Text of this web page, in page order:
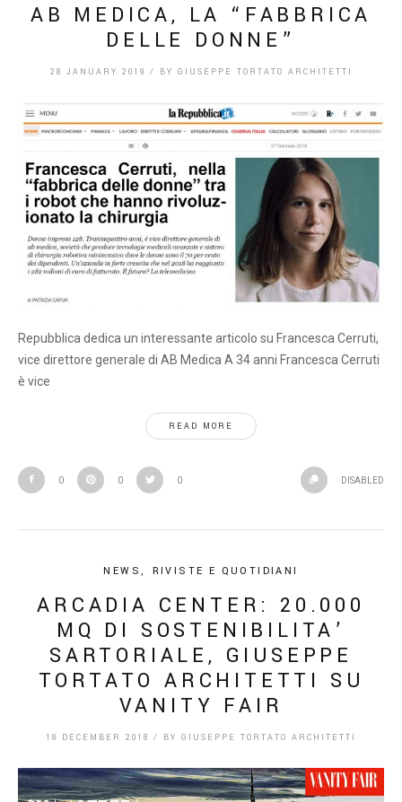
AB MEDICA, LA “FABBRICA
DELLE DONNE”
28 JANUARY 2019 / BY GIUSEPPE TORTATO ARCHITETTI
Repubblica dedica un interessante articolo su Francesca Cerruti,
vice direttore generale di AB Medica A 34 anni Francesca Cerruti
è vice
READ MORE
0 0 0 DISABLED
NEWS , RIVISTE E QUOTIDIANI
ARCADIA CENTER: 20.000
MQ DI SOSTENIBILITA’
SARTORIALE, GIUSEPPE
TORTATO ARCHITETTI SU
VANITY FAIR
18 DECEMBER 2018 / BY GIUSEPPE TORTATO ARCHITETTI